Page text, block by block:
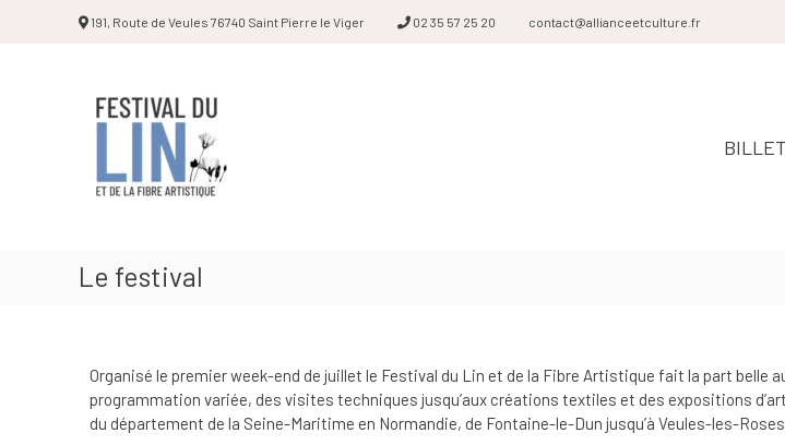
191, Route de Veules 76740 Saint Pierre le Viger 02 35 57 25 20 contact@allianceetculture.fr
du
lin
Le festival
Organisé le premier week-end de juillet le Festival du Lin et de la Fibre Artistique fait la part belle
programmation variée, des visites techniques jusqu’aux créations textiles et des expositions
du département de la Seine-Maritime en Normandie, de Fontaine-le-Dun jusqu’à Veules-les-